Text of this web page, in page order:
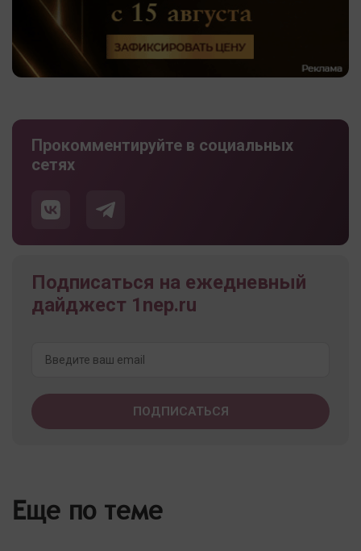
Прокомментируйте в социальных
сетях
Подписаться на ежедневный
дайджест 1nep.ru
Еще по теме